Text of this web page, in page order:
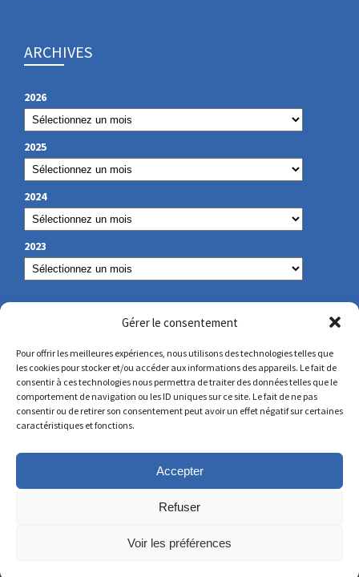
Gérer le consentement
Pour offrir les meilleures expériences, nous utilisons des technologies telles que
les cookies pour stocker et/ou accéder aux informations des appareils. Le fait de
consentir à ces technologies nous permettra de traiter des données telles que le
comportement de navigation ou les ID uniques sur ce site. Le fait de ne pas
consentir ou de retirer son consentement peut avoir un effet négatif sur certaines
caractéristiques et fonctions.
Accepter
Refuser
Voir les préférences
ARCHIVES
2026
2025
2024
2023
NOS COORDONNÉES
secretariat@lamennais.org
protectionenfance@lamennais.org
© Copyright 2023 – Tous droits réservés – Réalisé